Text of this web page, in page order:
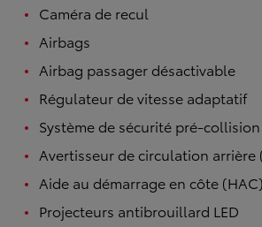
Caméra de recul
Airbags
Airbag passager désactivable
Régulateur de vitesse adaptatif
Système de sécurité pré-collision
Avertisseur de circulation arrière
Aide au démarrage en côte (HAC)
Projecteurs antibrouillard LED